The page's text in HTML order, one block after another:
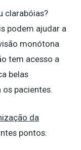
clarabóias?
podem ajudar a
monótona
tem acesso a
belas
os pacientes.
da
pontos: